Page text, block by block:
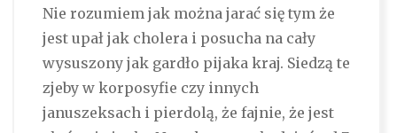
Nie rozumiem jak można jarać się tym że
jest upał jak cholera i posucha na cały
wysuszony jak gardło pijaka kraj. Siedzą te
zjeby w korposyfie czy innych
januszeksach i pierdolą, że fajnie, że jest